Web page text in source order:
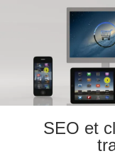
SEO et